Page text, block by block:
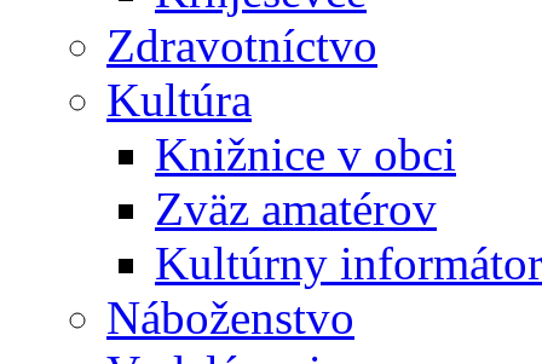
Zdravotníctvo
Kultúra
Knižnice v obci
Zväz amatérov
Kultúrny informátor
Náboženstvo